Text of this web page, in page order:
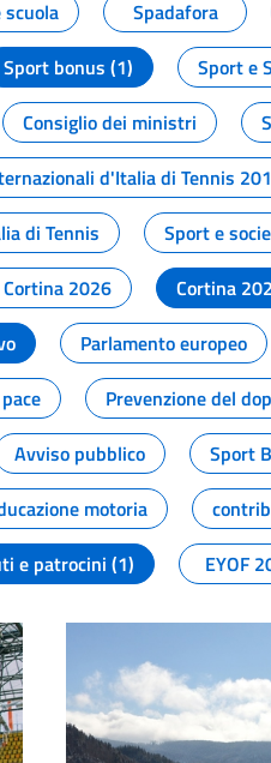
Spadafora
Sport bonus (1) Sport e
Consiglio dei ministri
d'Italia di Tennis
di Tennis Sport e
2026 Cortina
Parlamento europeo
Prevenzione del
Avviso pubblico Sport
motoria
e patrocini (1) EYOF